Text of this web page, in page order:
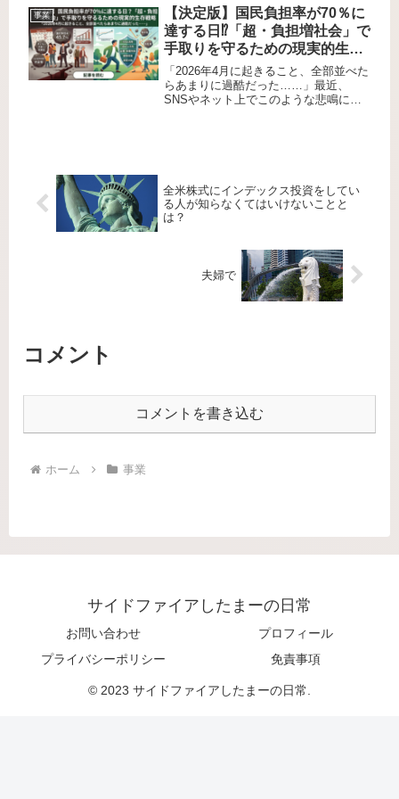
金の年間生産量は約3,100トン、銀は約
26,000トンと銀のほうが物...
事業
​【決定版】国民負担率が70％に
達する日⁉️「超・負担増社会」で
手取りを守るための現実的生存
戦略
​「2026年4月に起きること、全部並べた
らあまりに過酷だった……」最近、
SNSやネット上でこのような悲鳴に近
全米株式にインデックス投資をしてい
る人が知らなくてはいけないことと
は？
夫婦で
コメント
コメントを書き込む
ホーム 事業
サイドファイアしたまーの日常
お問い合わせ
プロフィール
プライバシーポリシー
免責事項
© 2023 サイドファイアしたまーの日常.